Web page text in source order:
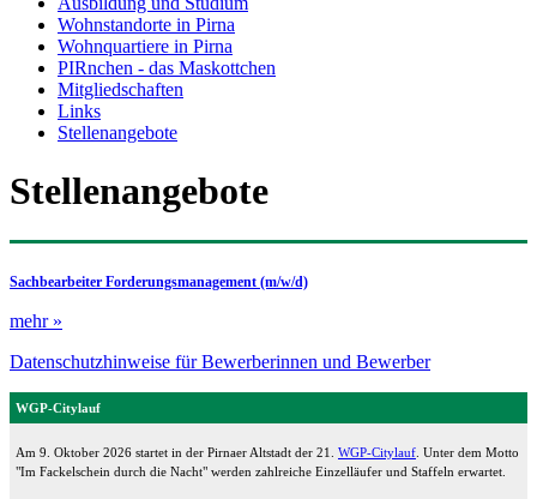
Wohnstandorte in Pirna
Wohnquartiere in Pirna
PIRnchen - das Maskottchen
Mitgliedschaften
Links
Stellenangebote
Stellenangebote
Sachbearbeiter Forderungsmanagement (m/w/d)
mehr »
Datenschutzhinweise für Bewerberinnen und Bewerber
WGP-Citylauf
Am 9. Oktober 2026 startet in der Pirnaer Altstadt der 21. WGP-Citylauf . Unter dem Motto
"Im Fackelschein durch die Nacht" werden zahlreiche Einzelläufer und Staffeln erwartet.